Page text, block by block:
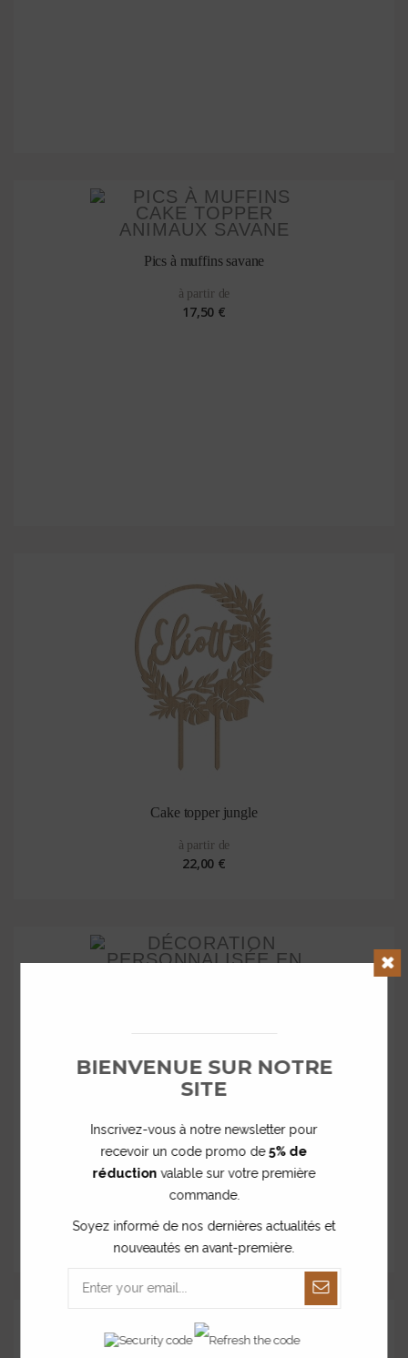
Pics à muffins savane
à partir de
17,50 €
Cake topper jungle
à partir de
22,00 €
13,50 €
BIENVENUE SUR NOTRE
SITE
Inscrivez-vous à notre newsletter pour
recevoir un code promo de5% de
réduction valable sur votre première
commande.
Soyez informé de nos dernières actualités et
nouveautés en avant-première.